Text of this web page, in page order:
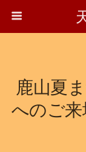
鹿山夏
へのご